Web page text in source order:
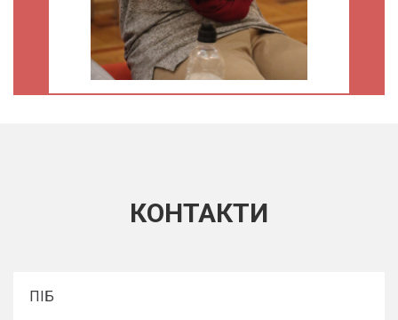
КОНТАКТИ